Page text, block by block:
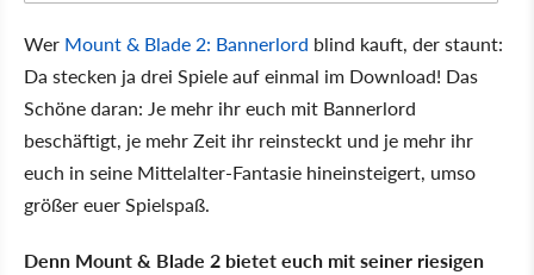
Wer Mount & Blade 2: Bannerlord blind kauft, der staunt:
Da stecken ja drei Spiele auf einmal im Download! Das
Schöne daran: Je mehr ihr euch mit Bannerlord
beschäftigt, je mehr Zeit ihr reinsteckt und je mehr ihr
euch in seine Mittelalter-Fantasie hineinsteigert, umso
größer euer Spielspaß.
Denn Mount & Blade 2 bietet euch mit seiner riesigen